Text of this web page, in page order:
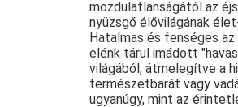
mozdulatlanságától az
nyüzsgő élővilágának
Hatalmas és fenséges az
elénk tárul imádott
világából, átmelegítve a
természetbarát vagy
ugyanúgy, mint az